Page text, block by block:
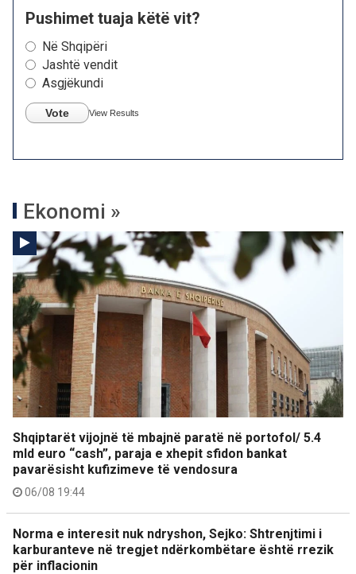
Pushimet tuaja këtë vit?
Në Shqipëri
Jashtë vendit
Asgjëkundi
Vote View Results
Ekonomi »
Shqiptarët vijojnë të mbajnë paratë në portofol/ 5.4
mld euro “cash”, paraja e xhepit sfidon bankat
pavarësisht kufizimeve të vendosura
06/08 19:44
Norma e interesit nuk ndryshon, Sejko: Shtrenjtimi i
karburanteve në tregjet ndërkombëtare është rrezik
për inflacionin